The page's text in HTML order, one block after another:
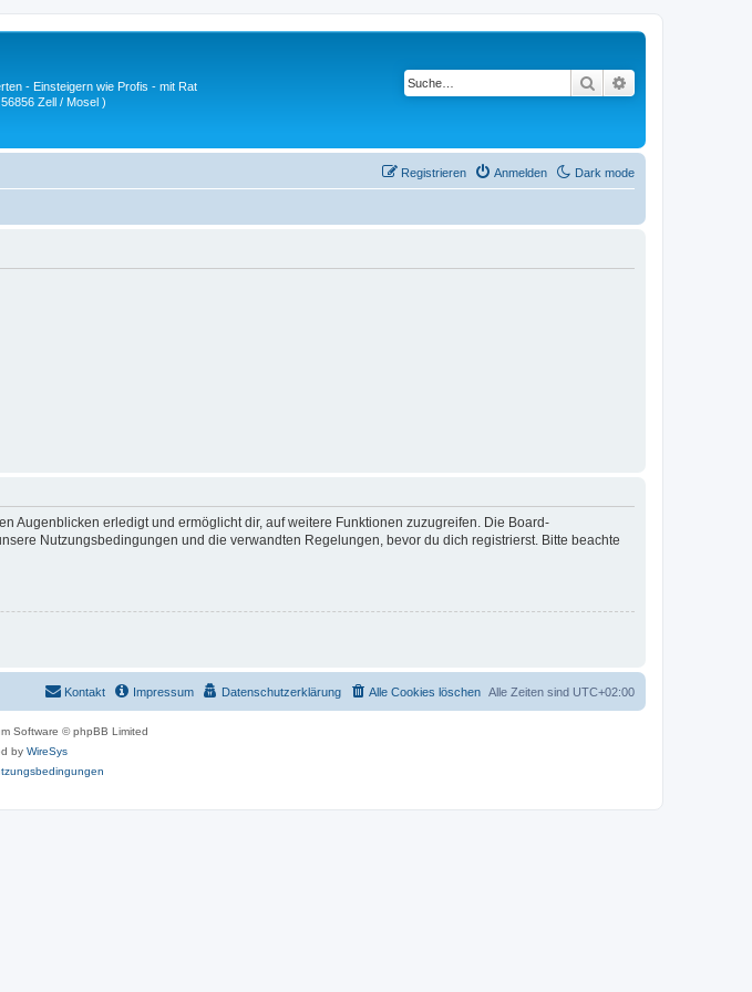
- Einsteigern wie Profis - mit Rat
Zell / Mosel )
Suche
Dark mode
Anmelden
Registrieren
Augenblicken erledigt und ermöglicht dir, auf weitere Funktionen zuzugreifen. Die Board-
Nutzungsbedingungen und die verwandten Regelungen, bevor du dich registrierst. Bitte beachte
Alle Zeiten sind UTC+02:00
Alle Cookies löschen
Datenschutzerklärung
Impressum
Kontakt
Software © phpBB Limited
by WireSys